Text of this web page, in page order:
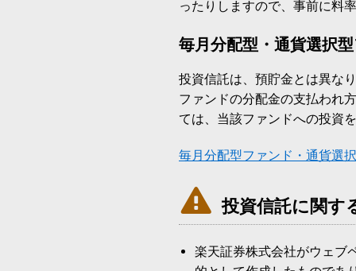
ったりしますので、事前に料
毎月分配型・通貨選択
投資信託は、預貯金とは異な
ファンドの分配金の支払われ
ては、当該ファンドへの投資
毎月分配型ファンド・通貨選
 投資信託に関す
楽天証券株式会社がウェブ